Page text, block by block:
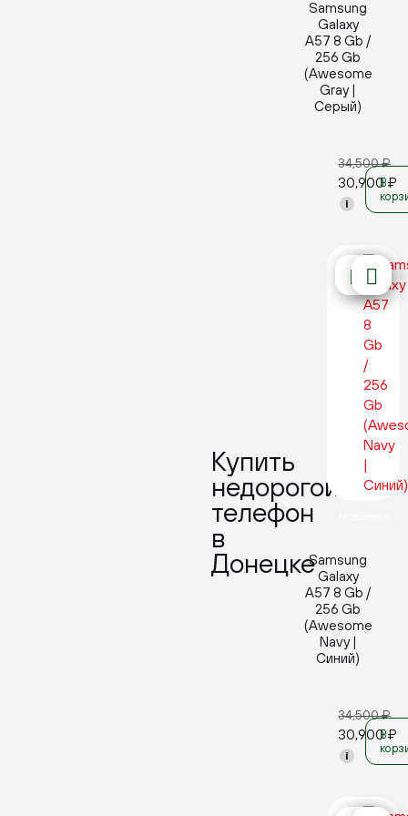
Купить
недорогой
телефон
в
Донецке
Samsung
Galaxy
A57 8 Gb /
256 Gb
(Awesome
Gray |
Серый)
34,500₽
30,900₽
i
В
Samsung
Galaxy
A57 8 Gb /
256 Gb
(Awesome
Navy |
Синий)
34,500₽
30,900₽
i
В